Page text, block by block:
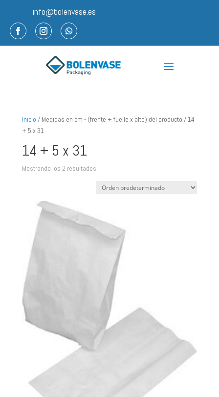
info@bolenvase.es
Inicio / Medidas en cm - (frente + fuelle x alto) del producto / 14
+ 5 x 31
14 + 5 x 31
Mostrando los 2 resultados